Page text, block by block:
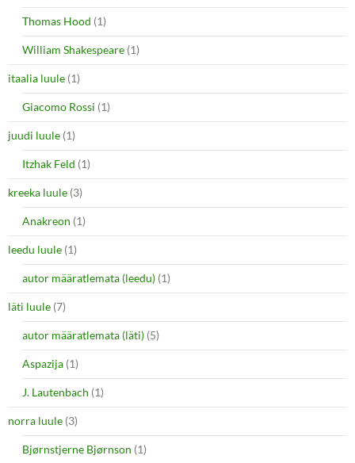
Thomas Hood (1)
William Shakespeare (1)
itaalia luule (1)
Giacomo Rossi (1)
juudi luule (1)
Itzhak Feld (1)
kreeka luule (3)
Anakreon (1)
leedu luule (1)
autor määratlemata (leedu) (1)
läti luule (7)
autor määratlemata (läti) (5)
Aspazija (1)
J. Lautenbach (1)
norra luule (3)
Bjørnstjerne Bjørnson (1)